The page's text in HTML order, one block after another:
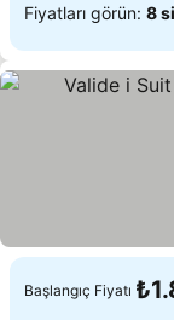
Fiyatları görün: 8
Başlangıç Fiyatı